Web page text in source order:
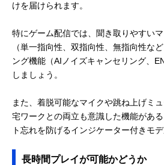
けを届けられます。
特にゲーム配信では、聞き取りやすい
（単一指向性、双指向性、無指向性な
ング機能（AIノイズキャンセリング、
しましょう。
また、着脱可能なマイクや跳ね上げミ
宅ワークとの両立も意識した機能があ
ト忘れを防げるインジケーター付きモデ
長時間プレイが可能かどうか